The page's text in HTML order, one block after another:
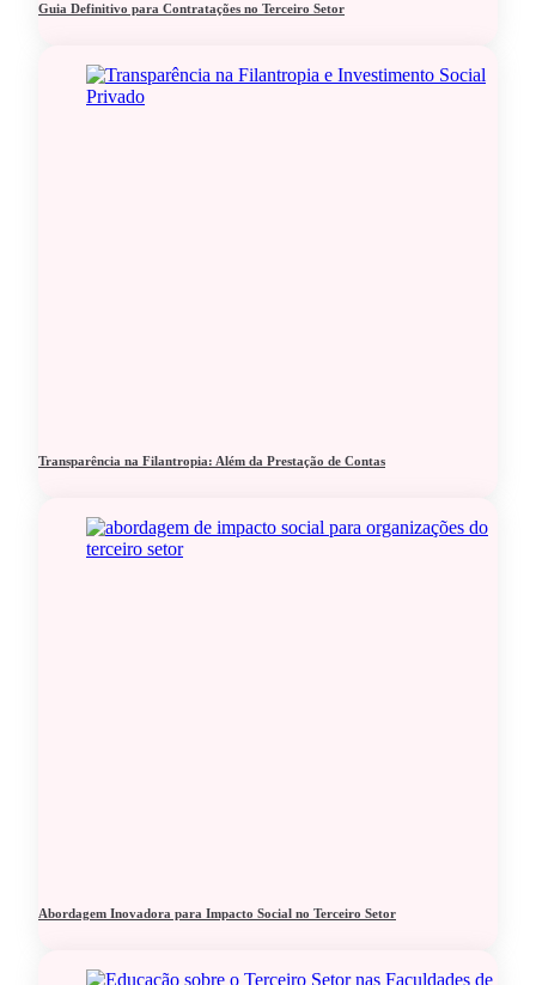
Guia Definitivo para Contratações no Terceiro Setor
Transparência na Filantropia: Além da Prestação de Contas
Abordagem Inovadora para Impacto Social no Terceiro Setor